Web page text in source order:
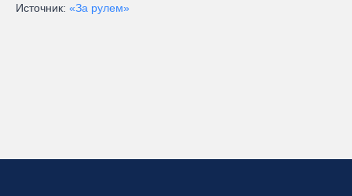
Источник: «За рулем»